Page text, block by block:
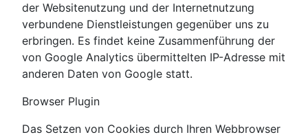
der Websitenutzung und der Internetnutzung
verbundene Dienstleistungen gegenüber uns zu
erbringen. Es findet keine Zusammenführung der
von Google Analytics übermittelten IP-Adresse mit
anderen Daten von Google statt.
Browser Plugin
Das Setzen von Cookies durch Ihren Webbrowser